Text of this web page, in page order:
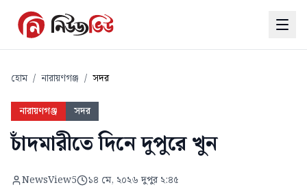
হোম / নারায়ণগঞ্জ / সদর
নারায়ণগঞ্জ সদর
চাঁদমারীতে দিনে দুপুরে খুন
NewsView5 ১৪ মে, ২০২৬ দুপুর ২:৪৫